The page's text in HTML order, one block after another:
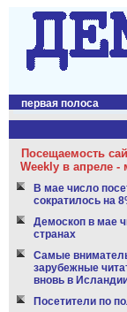
первая полоса
Посещаемость
Weekly в апреле -
В мае число
сократилось на
Демоскоп в мае
странах
Самые
зарубежные
вновь в
Посетители по